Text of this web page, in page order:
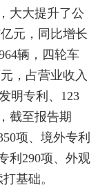
大大提升了公
元，同比增长
辆，四轮车
，占营业收入
明专利、123
截至报告期
项、境外专利
利290项、外观
基础。